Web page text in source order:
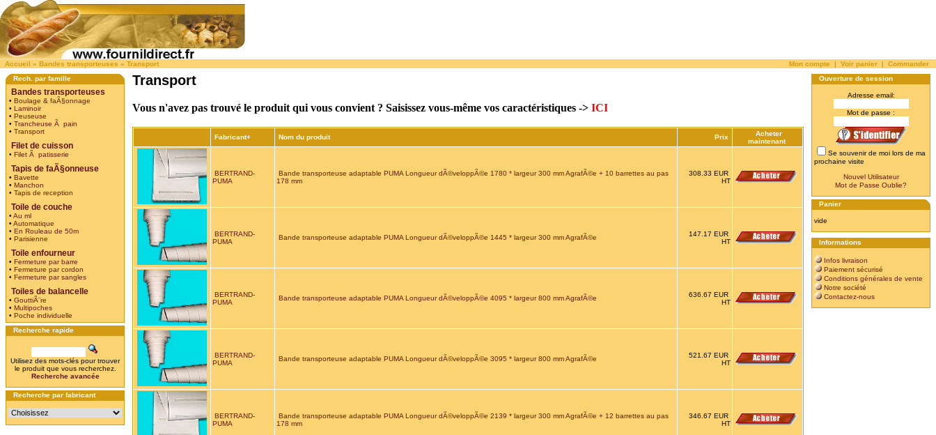
Accueil » Bandes transporteuses » Transport Mon compte | Voir panier | Commander
Rech. par famille
Bandes transporteuses
• Boulage & faÃ§onnage
• Laminoir
• Peuseuse
• Trancheuse Ã pain
• Transport
Filet de cuisson
• Filet Ã patisserie
Tapis de faÃ§onneuse
• Bavette
• Manchon
• Tapis de reception
Toile de couche
• Au ml
• Automatique
• En Rouleau de 50m
• Parisienne
Toile enfourneur
• Fermeture par barre
• Fermeture par cordon
• Fermeture par sangles
Toiles de balancelle
• GouttiÃ¨re
• Multipoches
• Poche individuelle
Recherche rapide
Utilisez des mots-clés pour trouver
le produit que vous recherchez.
Recherche avancée
Recherche par fabricant
Transport
Vous n'avez pas trouvé le produit qui vous convient ? Saisissez vous-même vos caractéristiques -> ICI
Fabricant+ Nom du produit Prix
Acheter
maintenant
BERTRAND-
PUMA
Bande transporteuse adaptable PUMA Longueur dÃ©veloppÃ©e 1780 * largeur 300 mm AgrafÃ©e + 10 barrettes au pas
178 mm
308.33 EUR
HT
BERTRAND-
PUMA
Bande transporteuse adaptable PUMA Longueur dÃ©veloppÃ©e 1445 * largeur 300 mm AgrafÃ©e
147.17 EUR
HT
BERTRAND-
PUMA
Bande transporteuse adaptable PUMA Longueur dÃ©veloppÃ©e 4095 * largeur 800 mm AgrafÃ©e
636.67 EUR
HT
BERTRAND-
PUMA
Bande transporteuse adaptable PUMA Longueur dÃ©veloppÃ©e 3095 * largeur 800 mm AgrafÃ©e
521.67 EUR
HT
BERTRAND-
PUMA
Bande transporteuse adaptable PUMA Longueur dÃ©veloppÃ©e 2139 * largeur 300 mm AgrafÃ©e + 12 barrettes au pas
178 mm
346.67 EUR
HT
Ouverture de session
Adresse email:
Mot de passe :
Se souvenir de moi lors de ma
prochaine visite
Nouvel Utilisateur
Mot de Passe Oublie?
Panier
vide
Informations
Infos livraison
Paiement sécurisé
Conditions générales de vente
Notre société
Contactez-nous